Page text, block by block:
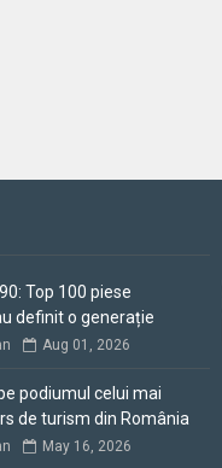
Top 100 piese
definit o generație
Aug 01, 2026
podiumul celui mai
de turism din România
May 16, 2026